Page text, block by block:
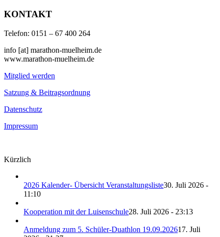
KONTAKT
Telefon: 0151 – 67 400 264
info [at] marathon-muelheim.de
www.marathon-muelheim.de
Mitglied werden
Satzung & Beitragsordnung
Datenschutz
Impressum
Kürzlich
2026 Kalender- Übersicht Veranstaltungsliste30. Juli 2026 -
11:10
Kooperation mit der Luisenschule28. Juli 2026 - 23:13
Anmeldung zum 5. Schüler-Duathlon 19.09.202617. Juli